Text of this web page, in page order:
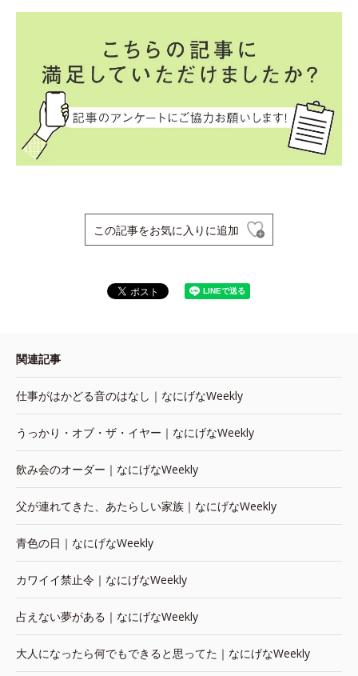
この記事をお気に入りに追加
関連記事
仕事がはかどる音のはなし｜なにげなWeekly
うっかり・オブ・ザ・イヤー｜なにげなWeekly
飲み会のオーダー｜なにげなWeekly
父が連れてきた、あたらしい家族｜なにげなWeekly
青色の日｜なにげなWeekly
カワイイ禁止令｜なにげなWeekly
占えない夢がある｜なにげなWeekly
大人になったら何でもできると思ってた｜なにげなWeekly